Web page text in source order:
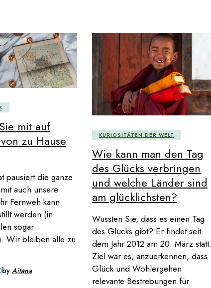
mit auf
zu Hause
pausiert die ganze
auch unsere
Fernweh kann
werden (in
sogar
Wir bleiben alle zu
by Aitana
KURIOSITÄTEN DER WELT
Wie kann man den Tag
des Glücks verbringen
und welche Länder sind
am glücklichsten?
Wussten Sie, dass es einen Tag
des Glücks gibt? Er findet seit
dem Jahr 2012 am 20. März statt.
Ziel war es, anzuerkennen, dass
Glück und Wohlergehen
relevante Bestrebungen für